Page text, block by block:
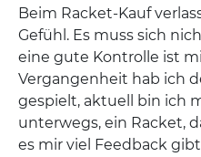
Beim Racket-Kauf
Gefühl. Es muss sich
eine gute Kontrolle ist
Vergangenheit hab ich
gespielt, aktuell bin ich
unterwegs, ein Racket,
es mir viel Feedback